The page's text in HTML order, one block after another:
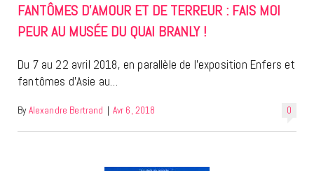
FANTÔMES D’AMOUR ET DE TERREUR : FAIS MOI
PEUR AU MUSÉE DU QUAI BRANLY !
Du 7 au 22 avril 2018, en parallèle de l’exposition Enfers et
fantômes d’Asie au…
0
By Alexandre Bertrand | Avr 6, 2018